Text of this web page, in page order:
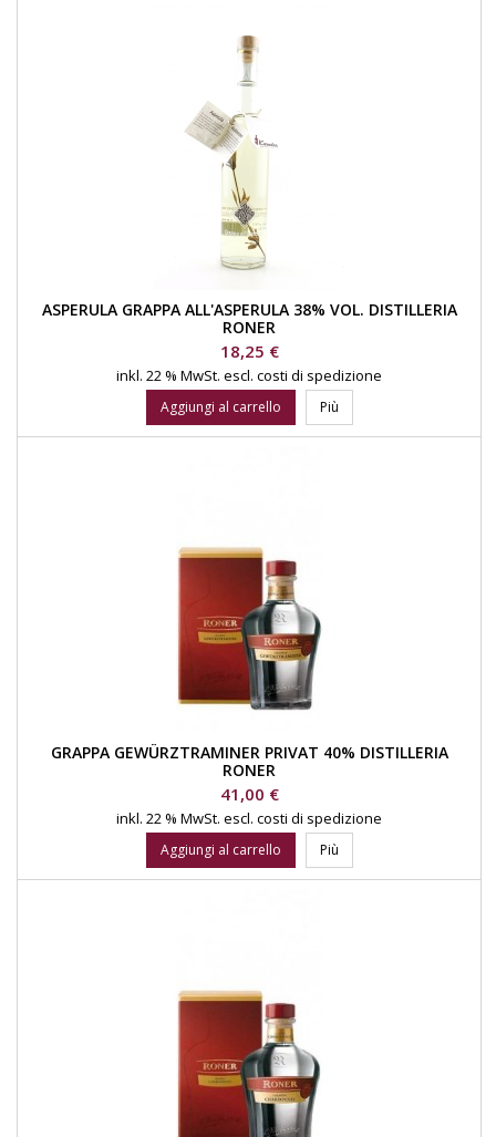
ASPERULA GRAPPA ALL'ASPERULA 38% VOL. DISTILLERIA
RONER
Prezzo
18,25 €
inkl. 22 % MwSt. escl. costi di spedizione
Aggiungi al carrello Più
GRAPPA GEWÜRZTRAMINER PRIVAT 40% DISTILLERIA
RONER
Prezzo
41,00 €
inkl. 22 % MwSt. escl. costi di spedizione
Aggiungi al carrello Più